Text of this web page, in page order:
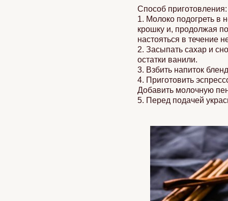
Способ приготовления:
1. Молоко подогреть в
крошку и, продолжая
настояться в течение
2. Засыпать сахар и
остатки ванили.
3. Взбить напиток
4. Приготовить
Добавить молочную
5. Перед подачей